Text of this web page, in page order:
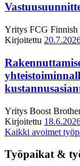
Yritys FCG
Kirjoitettu
Yritys Boost
Kirjoitettu
Kaikki avoimet
Työpaikat &